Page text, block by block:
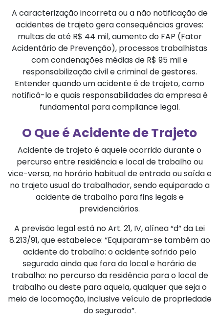
A caracterização incorreta ou a não notificação de
acidentes de trajeto gera consequências graves:
multas de até R$ 44 mil, aumento do FAP (Fator
Acidentário de Prevenção), processos trabalhistas
com condenações médias de R$ 95 mil e
responsabilização civil e criminal de gestores.
Entender quando um acidente é de trajeto, como
notificá-lo e quais responsabilidades da empresa é
fundamental para compliance legal.
O Que é Acidente de Trajeto
Acidente de trajeto é aquele ocorrido durante o
percurso entre residência e local de trabalho ou
vice-versa, no horário habitual de entrada ou saída e
no trajeto usual do trabalhador, sendo equiparado a
acidente de trabalho para fins legais e
previdenciários.
A previsão legal está no Art. 21, IV, alínea “d” da Lei
8.213/91, que estabelece: “Equiparam-se também ao
acidente do trabalho: o acidente sofrido pelo
segurado ainda que fora do local e horário de
trabalho: no percurso da residência para o local de
trabalho ou deste para aquela, qualquer que seja o
meio de locomoção, inclusive veículo de propriedade
do segurado”.